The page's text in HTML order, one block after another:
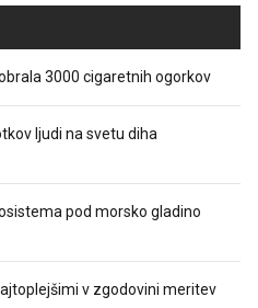
3000 cigaretnih ogorkov
ljudi na svetu diha
pod morsko gladino
v zgodovini meritev